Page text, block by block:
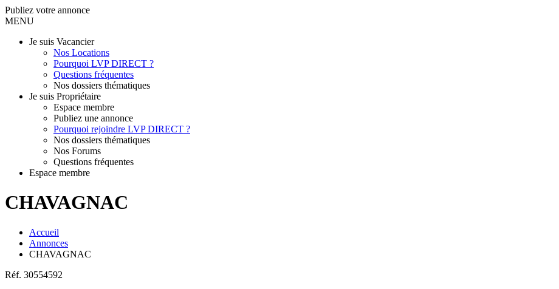
Publiez votre annonce
MENU
Je suis Vacancier
Nos Locations
Pourquoi LVP DIRECT ?
Questions fréquentes
Nos dossiers thématiques
Je suis Propriétaire
Espace membre
Publiez une annonce
Pourquoi rejoindre LVP DIRECT ?
Nos dossiers thématiques
Nos Forums
Questions fréquentes
Espace membre
CHAVAGNAC
Accueil
Annonces
CHAVAGNAC
Réf. 30554592